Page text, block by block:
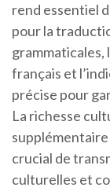
rend essentiel
pour la
grammaticales,
français et
précise pour
La richesse
crucial de
culturelles et